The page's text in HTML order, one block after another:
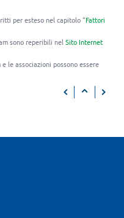
per esteso nel capitolo “ Fattori
sono reperibili nel Sito Internet
le associazioni possono essere